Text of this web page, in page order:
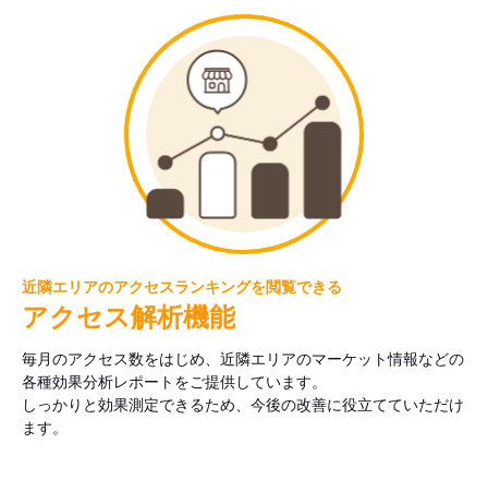
近隣エリアのアクセスランキングを閲覧できる
アクセス解析機能
毎月のアクセス数をはじめ、近隣エリアのマーケット情報などの
各種効果分析レポートをご提供しています。
しっかりと効果測定できるため、今後の改善に役立てていただけ
ます。